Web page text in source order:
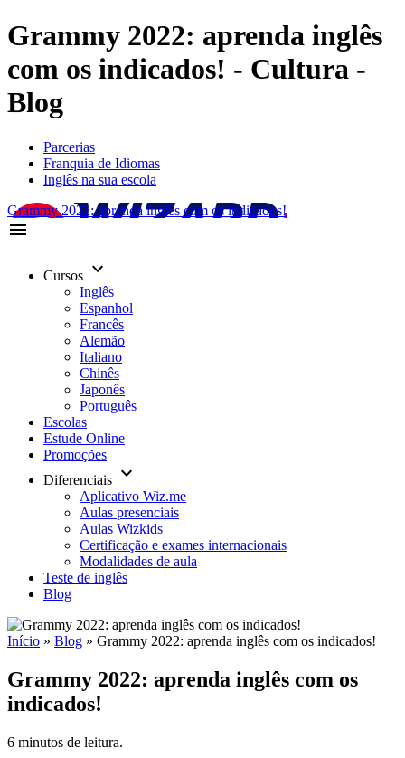
Grammy 2022: aprenda inglês
com os indicados! - Cultura -
Blog
Parcerias
Franquia de Idiomas
Inglês na sua escola
Grammy 2022: aprenda inglês com os indicados!
menu
Cursos keyboard_arrow_down
Inglês
Espanhol
Francês
Alemão
Italiano
Chinês
Japonês
Português
Escolas
Estude Online
Promoções
Diferenciais keyboard_arrow_down
Aplicativo Wiz.me
Aulas presenciais
Aulas Wizkids
Certificação e exames internacionais
Modalidades de aula
Teste de inglês
Blog
Início » Blog » Grammy 2022: aprenda inglês com os indicados!
Grammy 2022: aprenda inglês com os
indicados!
6 minutos de leitura.